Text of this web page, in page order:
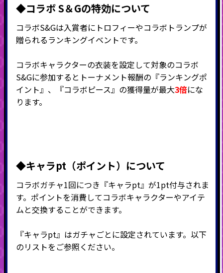
◆コラボ S＆Gの特効について
コラボS&Gは入賞者にトロフィーやコラボトランプが
贈られるランキングイベントです。
コラボキャラクターの衣装を設定して対象のコラボ
S&Gに参加するとトーナメント報酬の『ランキングポ
イント』、『コラボピース』の獲得量が最大3倍にな
ります。
◆キャラpt（ポイント）について
コラボガチャ1回につき『キャラpt』が1pt付与されま
す。ポイントを消費してコラボキャラクターやアイテ
ムと交換することができます。
『キャラpt』はガチャごとに設定されています。以下
のリストをご参照ください。